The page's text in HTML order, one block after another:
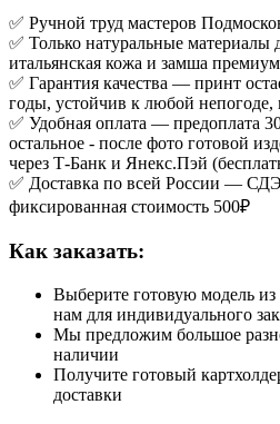
✅ Ручной труд мастеров
✅ Только натуральные
итальянская кожа и замша
✅ Гарантия качества — принт
годы, устойчив к любой непогоде,
✅ Удобная оплата — предоплата
остальное - после фото готовой
через Т-Банк и Янекс.Пэй
✅ Доставка по всей России —
фиксированная стоимость 500₽
Как заказать:
Выберите готовую модель
нам для индивидуального
Мы предложим большое
наличии
Получите готовый
доставки